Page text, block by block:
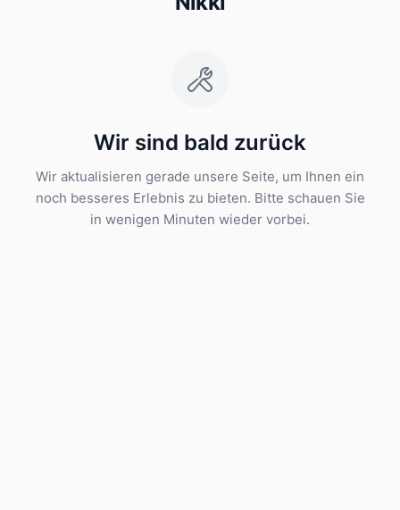
Wir sind bald zurück
Wir aktualisieren gerade unsere Seite, um Ihnen ein
noch besseres Erlebnis zu bieten. Bitte schauen Sie
in wenigen Minuten wieder vorbei.